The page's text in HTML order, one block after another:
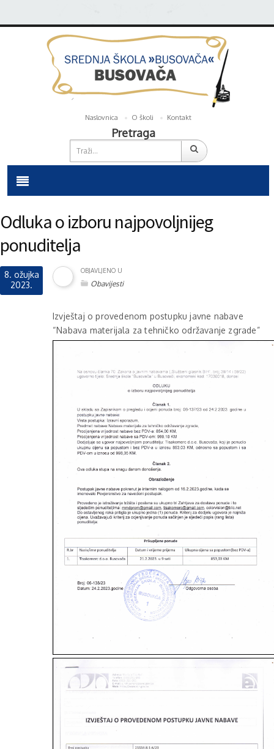
Naslovnica O školi Kontakt
Pretraga
Odluka o izboru najpovoljnijeg
ponuditelja
8. ožujka
2023.
OBJAVLJENO U
Obavijesti
Izvještaj o provedenom postupku javne nabave
“Nabava materijala za tehničko održavanje zgrade”